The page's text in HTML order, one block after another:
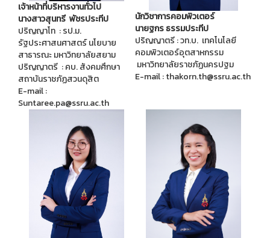
เจ้าหน้าที่บริหารงานทั่วไป
นางสาวสุนทรี พัชรประทีป
ปริญญาโท : รป.ม.
รัฐประศาสนศาสตร์ นโยบาย
สาธารณะ มหาวิทยาลัยสยาม
ปริญญาตรี : คบ. สังคมศึกษา
สถาบันราชภัฏสวนดุสิต
E-mail :
Suntaree.pa@ssru.ac.th
นักวิชาการคอมพิวเตอร์
นายฐกร ธรรมประทีป
ปริญญาตรี : วท.บ. เทคโนโลยี
คอมพิวเตอร์อุตสาหกรรม
มหาวิทยาลัยราชภัฏนครปฐม
E-mail : thakorn.th@ssru.ac.th